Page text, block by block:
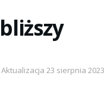
23 sierpnia